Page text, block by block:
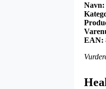
Navn:
EAN: